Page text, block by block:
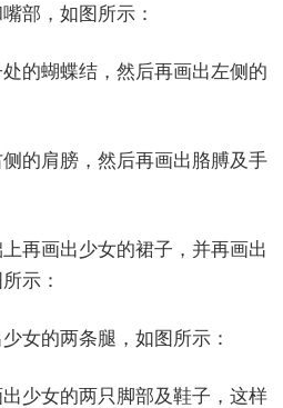
部，如图所示：
的蝴蝶结，然后再画出左侧的
的肩膀，然后再画出胳膊及手
再画出少女的裙子，并再画出
示：
女的两条腿，如图所示：
少女的两只脚部及鞋子，这样